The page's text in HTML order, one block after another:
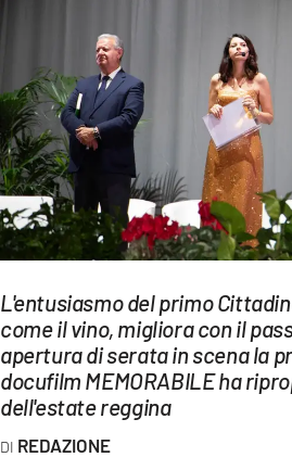
ECONOMIA E LAVORO
EVENTI
SPORT
Streaming
LAC NETWORK
LAC ONAIR
Network
L'entusiasmo del primo
come il vino, migliora con il
apertura di serata in scena la
docufilm MEMORABILE ha
dell'estate reggina
REDAZIONE